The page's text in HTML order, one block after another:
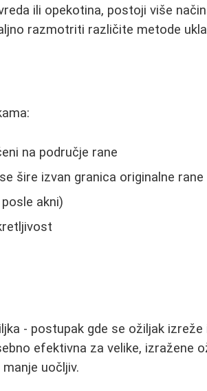
ili opekotina, postoji više
razmotriti različite metode
na područje rane
šire izvan granica originalne rane
akni)
- postupak gde se ožiljak izreže
efektivna za velike, izražene
uočljiv.